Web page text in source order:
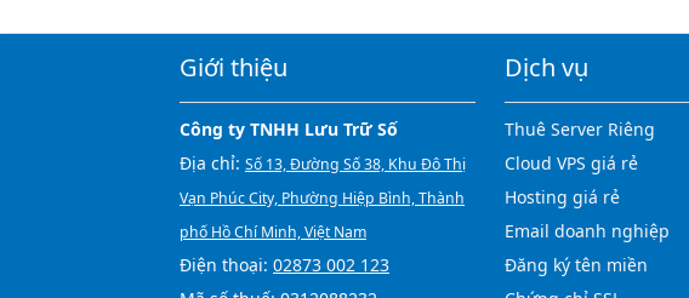
Giới thiệu
Công ty TNHH Lưu Trữ Số
Địa chỉ: Số 13, Đường Số 38, Khu Đô Thị
Vạn Phúc City, Phường Hiệp Bình, Thành
phố Hồ Chí Minh, Việt Nam
Điện thoại: 02873 002 123
Dịch vụ
Thuê Server Riêng
Cloud VPS giá rẻ
Hosting giá rẻ
Email doanh nghiệp
Đăng ký tên miền